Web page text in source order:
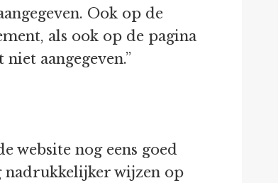
Ook op de
als ook op de pagina
aangegeven.”
website nog eens goed
nadrukkelijker wijzen op